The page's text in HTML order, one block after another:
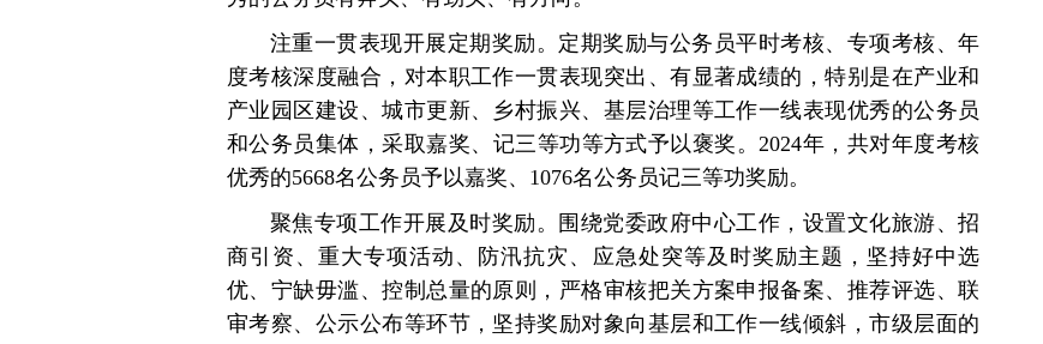
注重一贯表现开展定期奖励。定期奖励与公务员平时考核、专项考核、年
度考核深度融合，对本职工作一贯表现突出、有显著成绩的，特别是在产业和
产业园区建设、城市更新、乡村振兴、基层治理等工作一线表现优秀的公务员
和公务员集体，采取嘉奖、记三等功等方式予以褒奖。2024年，共对年度考核
优秀的5668名公务员予以嘉奖、1076名公务员记三等功奖励。
聚焦专项工作开展及时奖励。围绕党委政府中心工作，设置文化旅游、招
商引资、重大专项活动、防汛抗灾、应急处突等及时奖励主题，坚持好中选
优、宁缺毋滥、控制总量的原则，严格审核把关方案申报备案、推荐评选、联
审考察、公示公布等环节，坚持奖励对象向基层和工作一线倾斜，市级层面的